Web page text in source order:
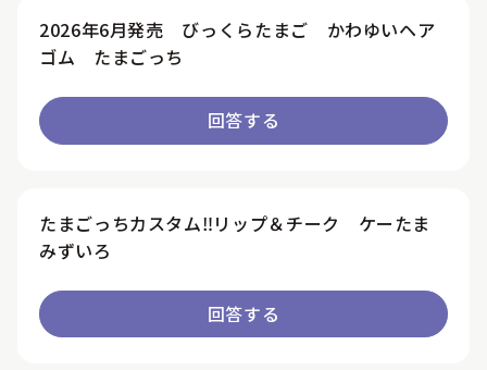
2026年6月発売 びっくらたまご かわゆいヘア
ゴム たまごっち
回答する
たまごっちカスタム‼リップ＆チーク ケーたま
みずいろ
回答する